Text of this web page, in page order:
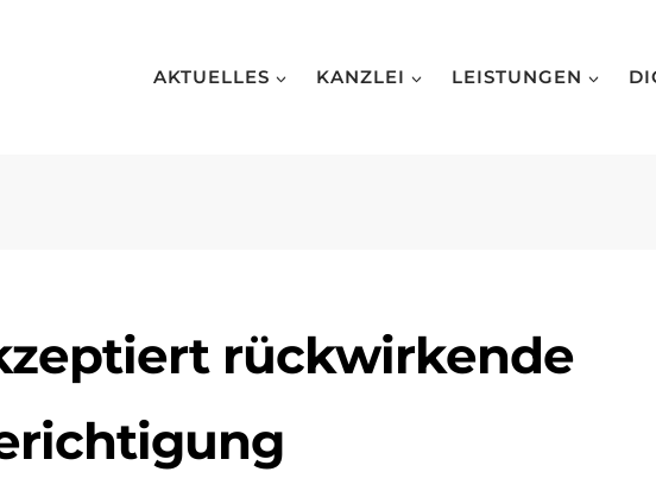
AKTUELLES KANZLEI LEISTUNGEN
rückwirkende